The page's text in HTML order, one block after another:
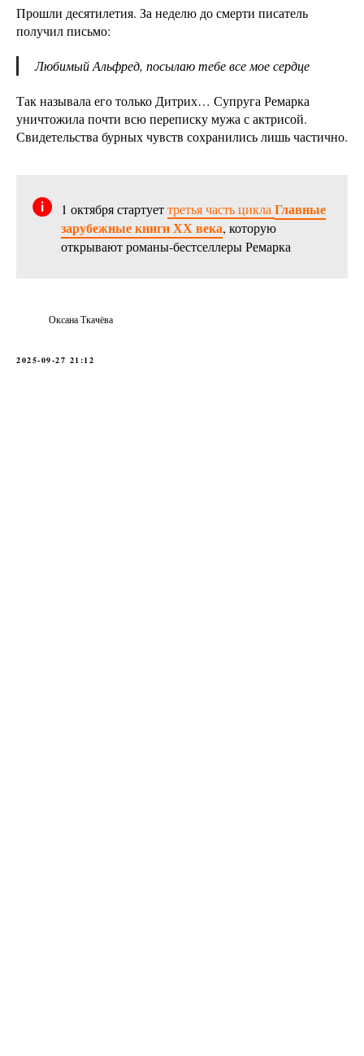
Прошли десятилетия. За неделю до смерти писатель
получил письмо:
Любимый Альфред, посылаю тебе все мое сердце
Так называла его только Дитрих… Супруга Ремарка
уничтожила почти всю переписку мужа с актрисой.
Свидетельства бурных чувств сохранились лишь частично.
1 октября стартуеттретья часть цикла Главные
зарубежные книги ХХ века, которую
открывают романы-бестселлеры Ремарка
Оксана Ткачёва
2025-09-27 21:12